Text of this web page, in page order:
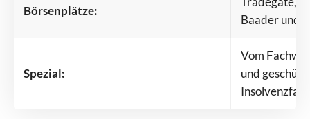
Börsenplätze:
Baader und
Spezial:
Vom
und
Insolvenzfall